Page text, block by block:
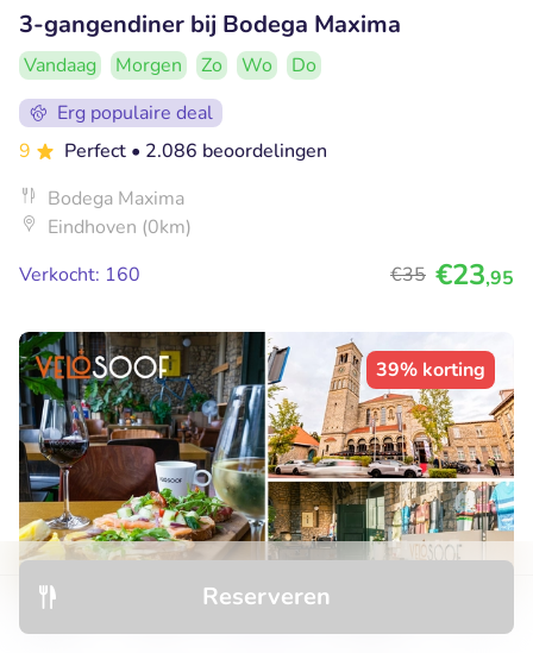
Reserveren
3-gangendiner bij Bodega Maxima
Vandaag Morgen Zo Wo
Do
Erg populaire deal
9
Perfect • 2.086 beoordelingen
Bodega Maxima
Eindhoven (0km)
Verkocht: 160
€35 €23,95
39% korting